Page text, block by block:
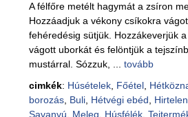
A félfőre metélt hagymát a zsíron
Hozzáadjuk a vékony csíkokra
fehéredésig sütjük. Hozzákeverjük
vágott uborkát és felöntjük a
mustárral. Sózzuk, ... tovább
cimkék: Húsételek, Főétel,
borozás, Buli, Hétvégi ebéd
Savanyú
Meleg Húsfélék,